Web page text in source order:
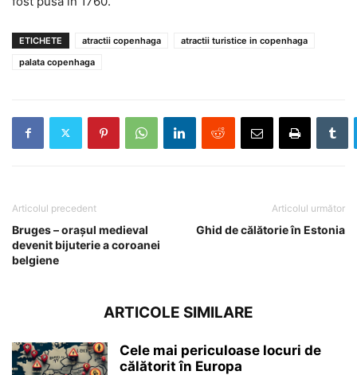
ETICHETE atractii copenhaga
atractii turistice in copenhaga
palata copenhaga
Articolul precedent
Bruges – orașul medieval
devenit bijuterie a coroanei
belgiene
Articolul următor
Ghid de călătorie în Estonia
ARTICOLE SIMILARE
Cele mai periculoase locuri de
călătorit în Europa